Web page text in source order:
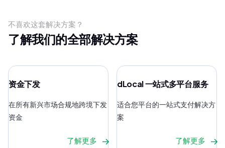
不喜欢这套解决方案？
了解我们的全部解决方案
资金下发
在所有新兴市场合规地跨境下发
资金
了解更多
dLocal 一站式多平台服务
适合您平台的一站式支付解决方
案
了解更多